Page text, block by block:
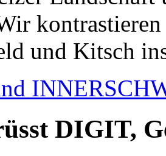
und Kitsch
DIGIT,